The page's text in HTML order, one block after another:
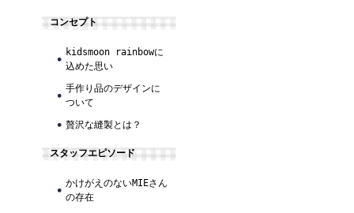
コンセプト
kidsmoon rainbowに
込めた思い
手作り品のデザインに
ついて
贅沢な縫製とは？
スタッフエピソード
かけがえのないMIEさん
の存在